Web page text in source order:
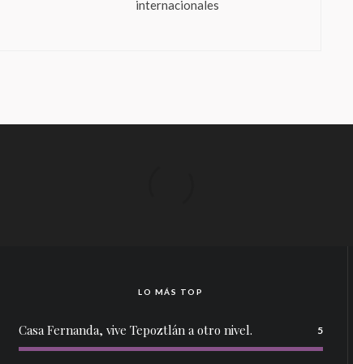
internacionales
LO MÁS TOP
Casa Fernanda, vive Tepoztlán a otro nivel. 5